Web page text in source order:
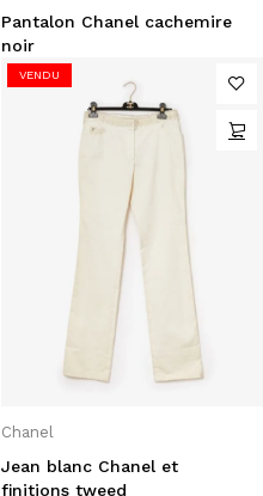
Pantalon Chanel cachemire
noir
VENDU
Chanel
Jean blanc Chanel et
finitions tweed